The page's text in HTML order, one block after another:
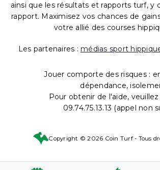
ainsi que les résultats et rapports turf, y
rapport. Maximisez vos chances de
votre allié des courses
Les partenaires : médias sport
Jouer comporte des risques :
dépendance,
Pour obtenir de l'aide,
09.74.75.13.13 (appel non
Copyright © 2026 Coin Turf - Tous